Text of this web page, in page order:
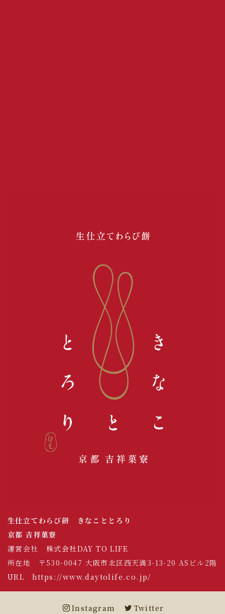
生仕立てわらび餅 きなこととろり
京都 吉祥菓寮
運営会社 株式会社DAY TO LIFE
所在地 〒530-0047 大阪市北区西天満3-13-20 ASビル2階
URL https://www.daytolife.co.jp/
Instagram Twitter